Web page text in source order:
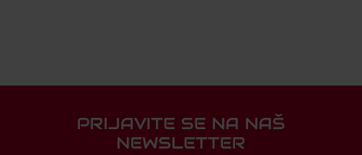
PRIJAVITE SE NA NAŠ
NEWSLETTER